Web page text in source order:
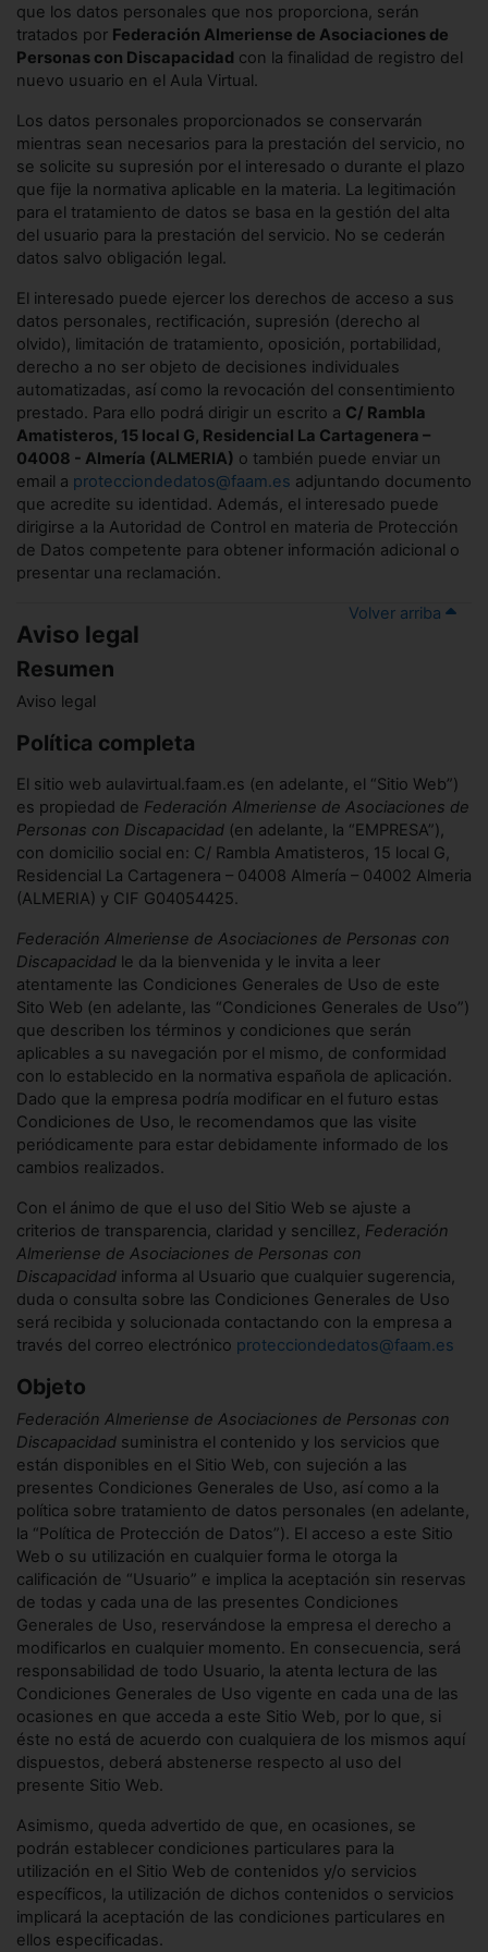
que los datos personales que nos proporciona, serán
tratados por Federación Almeriense de Asociaciones de
Personas con Discapacidad con la finalidad de registro del
nuevo usuario en el Aula Virtual.
Los datos personales proporcionados se conservarán
mientras sean necesarios para la prestación del servicio, no
se solicite su supresión por el interesado o durante el plazo
que fije la normativa aplicable en la materia. La legitimación
para el tratamiento de datos se basa en la gestión del alta
del usuario para la prestación del servicio. No se cederán
datos salvo obligación legal.
El interesado puede ejercer los derechos de acceso a sus
datos personales, rectificación, supresión (derecho al
olvido), limitación de tratamiento, oposición, portabilidad,
derecho a no ser objeto de decisiones individuales
automatizadas, así como la revocación del consentimiento
prestado. Para ello podrá dirigir un escrito a C/ Rambla
Amatisteros, 15 local G, Residencial La Cartagenera –
04008 - Almería (ALMERIA) o también puede enviar un
email a protecciondedatos@faam.es adjuntando documento
que acredite su identidad. Además, el interesado puede
dirigirse a la Autoridad de Control en materia de Protección
de Datos competente para obtener información adicional o
presentar una reclamación.
Volver arriba
Aviso legal
Resumen
Aviso legal
Política completa
El sitio web aulavirtual.faam.es (en adelante, el “Sitio Web”)
es propiedad de Federación Almeriense de Asociaciones de
Personas con Discapacidad (en adelante, la “EMPRESA”),
con domicilio social en: C/ Rambla Amatisteros, 15 local G,
Residencial La Cartagenera – 04008 Almería – 04002 Almeria
(ALMERIA) y CIF G04054425.
Federación Almeriense de Asociaciones de Personas con
Discapacidad le da la bienvenida y le invita a leer
atentamente las Condiciones Generales de Uso de este
Sito Web (en adelante, las “Condiciones Generales de Uso”)
que describen los términos y condiciones que serán
aplicables a su navegación por el mismo, de conformidad
con lo establecido en la normativa española de aplicación.
Dado que la empresa podría modificar en el futuro estas
Condiciones de Uso, le recomendamos que las visite
periódicamente para estar debidamente informado de los
cambios realizados.
Con el ánimo de que el uso del Sitio Web se ajuste a
criterios de transparencia, claridad y sencillez, Federación
Almeriense de Asociaciones de Personas con
Discapacidad informa al Usuario que cualquier sugerencia,
duda o consulta sobre las Condiciones Generales de Uso
será recibida y solucionada contactando con la empresa a
través del correo electrónico protecciondedatos@faam.es
Objeto
Federación Almeriense de Asociaciones de Personas con
Discapacidad suministra el contenido y los servicios que
están disponibles en el Sitio Web, con sujeción a las
presentes Condiciones Generales de Uso, así como a la
política sobre tratamiento de datos personales (en adelante,
la “Política de Protección de Datos”). El acceso a este Sitio
Web o su utilización en cualquier forma le otorga la
calificación de “Usuario” e implica la aceptación sin reservas
de todas y cada una de las presentes Condiciones
Generales de Uso, reservándose la empresa el derecho a
modificarlos en cualquier momento. En consecuencia, será
responsabilidad de todo Usuario, la atenta lectura de las
Condiciones Generales de Uso vigente en cada una de las
ocasiones en que acceda a este Sitio Web, por lo que, si
éste no está de acuerdo con cualquiera de los mismos aquí
dispuestos, deberá abstenerse respecto al uso del
presente Sitio Web.
Asimismo, queda advertido de que, en ocasiones, se
podrán establecer condiciones particulares para la
utilización en el Sitio Web de contenidos y/o servicios
específicos, la utilización de dichos contenidos o servicios
implicará la aceptación de las condiciones particulares en
ellos especificadas.